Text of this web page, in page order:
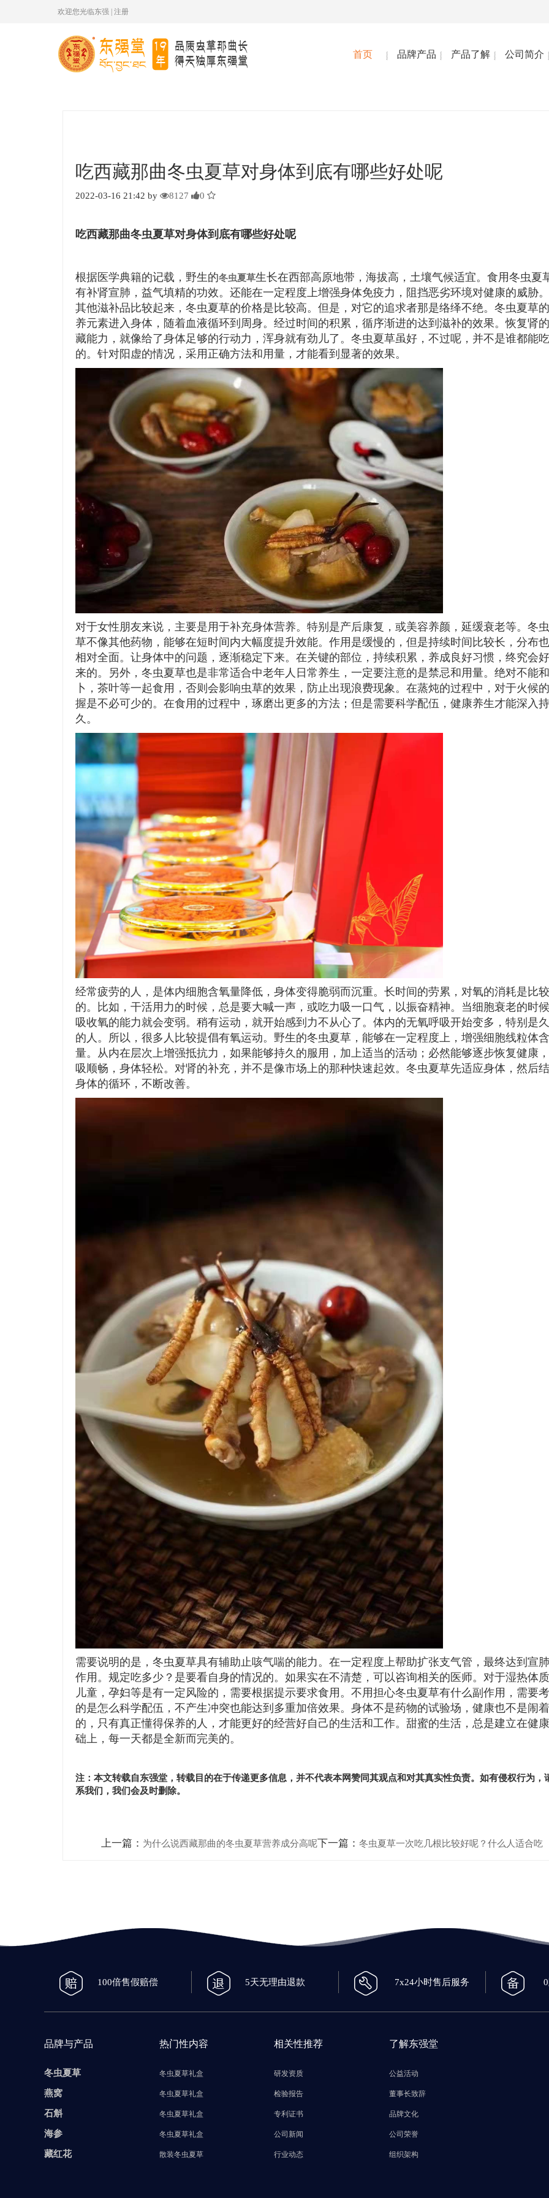
欢迎您光临东强 |注册
首页 品牌产品 产品了解 公司简介
吃西藏那曲冬虫夏草对身体到底有哪些好处呢
2022-03-16 21:42 by 8127 0
吃西藏那曲冬虫夏草对身体到底有哪些好处呢
根据医学典籍的记载，野生的冬虫夏草生长在西部高原地带，海拔高，土壤气候适宜。食用冬虫夏
有补肾宣肺，益气填精的功效。还能在一定程度上增强身体免疫力，阻挡恶劣环境对健康的威胁
其他滋补品比较起来，冬虫夏草的价格是比较高。但是，对它的追求者那是络绎不绝。冬虫夏草
养元素进入身体，随着血液循环到周身。经过时间的积累，循序渐进的达到滋补的效果。恢复肾
藏能力，就像给了身体足够的行动力，浑身就有劲儿了。冬虫夏草虽好，不过呢，并不是谁都能吃
的。针对阳虚的情况，采用正确方法和用量，才能看到显著的效果。
对于女性朋友来说，主要是用于补充身体营养。特别是产后康复，或美容养颜，延缓衰老等。冬
草不像其他药物，能够在短时间内大幅度提升效能。作用是缓慢的，但是持续时间比较长，分布
相对全面。让身体中的问题，逐渐稳定下来。在关键的部位，持续积累，养成良好习惯，终究会
来的。另外，冬虫夏草也是非常适合中老年人日常养生，一定要注意的是禁忌和用量。绝对不能
卜，茶叶等一起食用，否则会影响虫草的效果，防止出现浪费现象。在蒸炖的过程中，对于火候
握是不必可少的。在食用的过程中，琢磨出更多的方法；但是需要科学配伍，健康养生才能深入持
久。
经常疲劳的人，是体内细胞含氧量降低，身体变得脆弱而沉重。长时间的劳累，对氧的消耗是比
的。比如，干活用力的时候，总是要大喊一声，或吃力吸一口气，以振奋精神。当细胞衰老的时候
吸收氧的能力就会变弱。稍有运动，就开始感到力不从心了。体内的无氧呼吸开始变多，特别是
的人。所以，很多人比较提倡有氧运动。野生的冬虫夏草，能够在一定程度上，增强细胞线粒体
量。从内在层次上增强抵抗力，如果能够持久的服用，加上适当的活动；必然能够逐步恢复健康
吸顺畅，身体轻松。对肾的补充，并不是像市场上的那种快速起效。冬虫夏草先适应身体，然后
身体的循环，不断改善。
需要说明的是，冬虫夏草具有辅助止咳气喘的能力。在一定程度上帮助扩张支气管，最终达到宣
作用。规定吃多少？是要看自身的情况的。如果实在不清楚，可以咨询相关的医师。对于湿热体质
儿童，孕妇等是有一定风险的，需要根据提示要求食用。不用担心冬虫夏草有什么副作用，需要
的是怎么科学配伍，不产生冲突也能达到多重加倍效果。身体不是药物的试验场，健康也不是闹
的，只有真正懂得保养的人，才能更好的经营好自己的生活和工作。甜蜜的生活，总是建立在健
础上，每一天都是全新而完美的。
注：本文转载自东强堂，转载目的在于传递更多信息，并不代表本网赞同其观点和对其真实性负责。如有侵权行为，
系我们，我们会及时删除。
上一篇： 为什么说西藏那曲的冬虫夏草营养成分高呢下一篇：冬虫夏草一次吃几根比较好呢？什么人适合吃
100倍售假赔偿 5天无理由退款 7x24小时售后服务
品牌与产品
冬虫夏草
燕窝
石斛
海参
藏红花
热门性内容
冬虫夏草礼盒
冬虫夏草礼盒
冬虫夏草礼盒
冬虫夏草礼盒
散装冬虫夏草
相关性推荐
研发资质
检验报告
专利证书
公司新闻
行业动态
了解东强堂
公益活动
董事长致辞
品牌文化
公司荣誉
组织架构